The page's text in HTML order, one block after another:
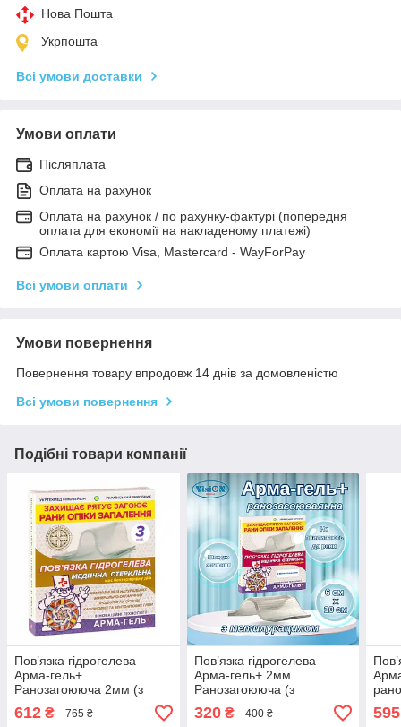
Нова Пошта
Укрпошта
Всі умови доставки
Умови оплати
Післяплата
Оплата на рахунок
Оплата на рахунок / по рахунку-фактурі (попередня
оплата для економії на накладеному платежі)
Оплата картою Visa, Mastercard - WayForPay
Всі умови оплати
Умови повернення
Повернення товару впродовж 14 днів за домовленістю
Всі умови повернення
Подібні товари компанії
Пов’язка гідрогелева
Арма-гель+
Ранозагоююча 2мм (з
каоліновою глиною),
10х12 см, 3 шт. в упаковці
612 ₴ 765 ₴
Пов’язка гідрогелева
Арма-гель+ 2мм
Ранозагоююча (з
метилурацилом) 6х10см
3шт в упаковці
320₴ 400 ₴ 595